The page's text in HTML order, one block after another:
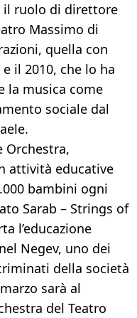
il ruolo di direttore
Massimo di
quella con
il 2010, che lo ha
la musica come
sociale dal
Orchestra,
attività educative
bambini ogni
Sarab – Strings of
l’educazione
Negev, uno dei
della società
sarà al
del Teatro